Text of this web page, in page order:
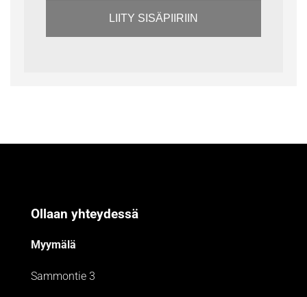
LIITY SISÄPIIRIIN
Ollaan yhteydessä
Myymälä
Sammontie 3